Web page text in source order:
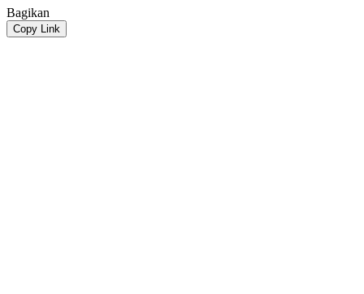
Bagikan
Copy Link